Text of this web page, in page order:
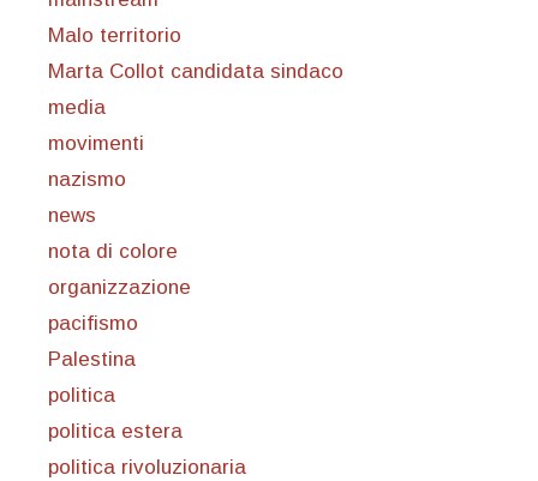
Malo territorio
Marta Collot candidata sindaco
media
movimenti
nazismo
news
nota di colore
organizzazione
pacifismo
Palestina
politica
politica estera
politica rivoluzionaria